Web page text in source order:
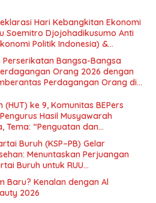
Hari Kebangkitan Ekonomi
Soemitro Djojohadikusumo Anti
Politik Indonesia) &
Undang-Undang Perekonomian
Sosial dalam Menata Bangsa
Bangsa-Bangsa
Orang 2026 dengan
Perdagangan Orang di
ke 9, Komunitas BEPers
Hasil Musyawarah
Tema: “Penguatan dan
KBI yang Berbasis Riset di seluruh
Buruh (KSP–PB) Gelar
Menuntaskan Perjuangan
Buruh untuk RUU
Baru? Kenalan dengan Al
2026